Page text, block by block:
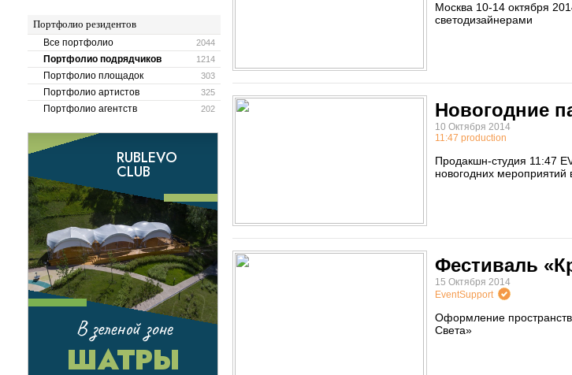
Портфолио резидентов
2044
Все портфолио
1214
Портфолио подрядчиков
303
Портфолио площадок
325
Портфолио артистов
202
Портфолио агентств
Москва 10-14 октября
светодизайнерами
Новогодние
10 Октября 2014
11:47 production
Продакшн-студия 11:47
новогодних
Фестиваль
15 Октября 2014
EventSupport
Оформление
Света»